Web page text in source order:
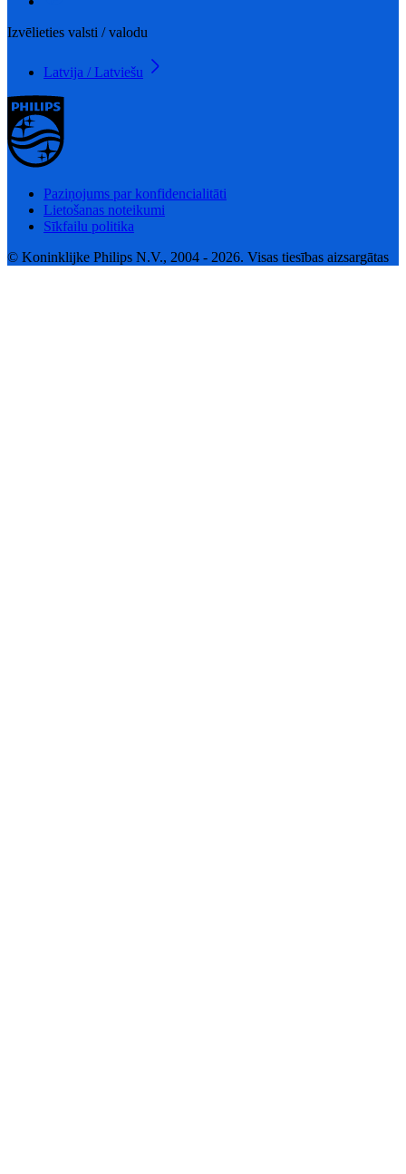
Izvēlieties valsti / valodu
Latvija / Latviešu
Paziņojums par konfidencialitāti
Lietošanas noteikumi
Sīkfailu politika
© Koninklijke Philips N.V., 2004 - 2026. Visas tiesības aizsargātas